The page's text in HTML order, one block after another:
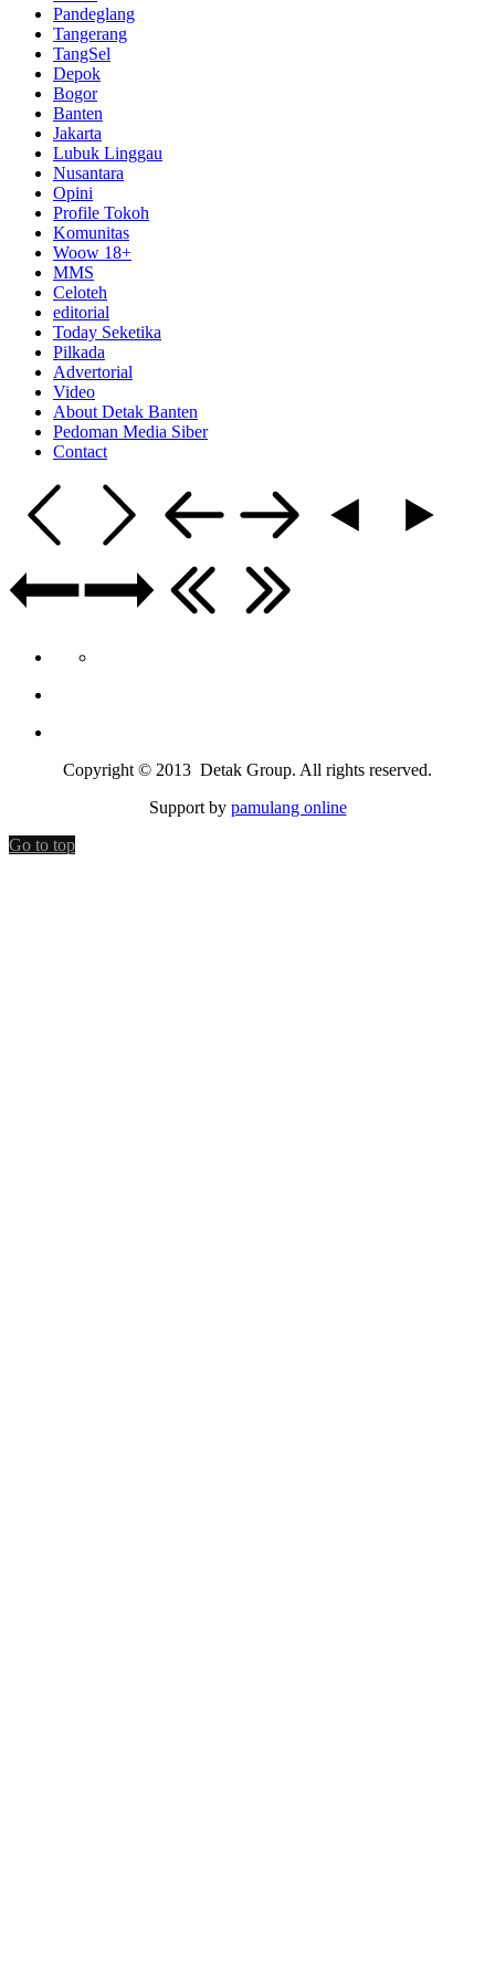
Pandeglang
Tangerang
TangSel
Depok
Bogor
Banten
Jakarta
Lubuk Linggau
Nusantara
Opini
Profile Tokoh
Komunitas
Woow 18+
MMS
Celoteh
editorial
Today Seketika
Pilkada
Advertorial
Video
About Detak Banten
Pedoman Media Siber
Contact
Copyright © 2013 Detak Group. All rights reserved.
Support by pamulang online
Go to top